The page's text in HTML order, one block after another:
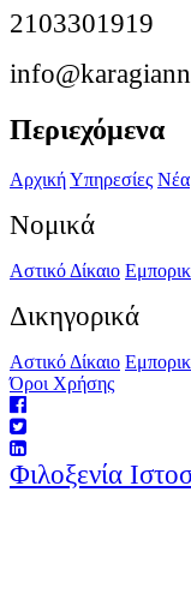
2103301919
Περιεχόμενα
ΑρχικήΥπηρεσίες Νέα
Νομικά
Αστικό Δίκαιο
Δικηγορικά
Αστικό Δίκαιο
Όροι Χρήσης
Φιλοξενία